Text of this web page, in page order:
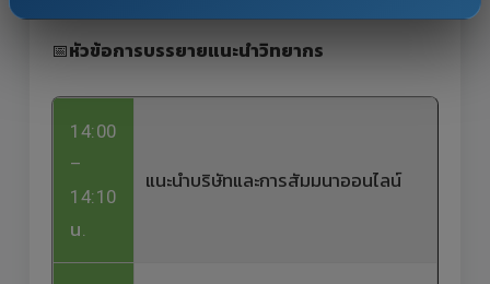
📅หัวข้อการบรรยายแนะนำวิทยากร
14:00
–
14:10
น.
แนะนำบริษัทและการสัมมนาออนไลน์